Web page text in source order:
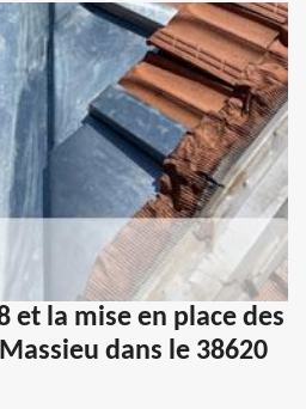
et la mise en place des
dans le 38620